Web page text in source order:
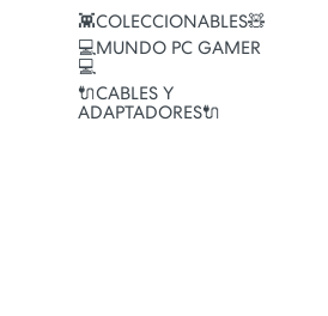
👾COLECCIONABLES🧸
💻MUNDO PC GAMER
💻
🔌CABLES Y
ADAPTADORES🔌